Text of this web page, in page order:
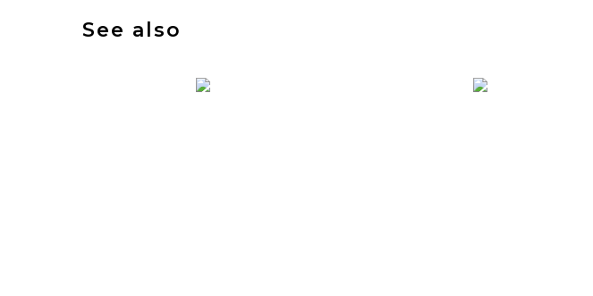
See also